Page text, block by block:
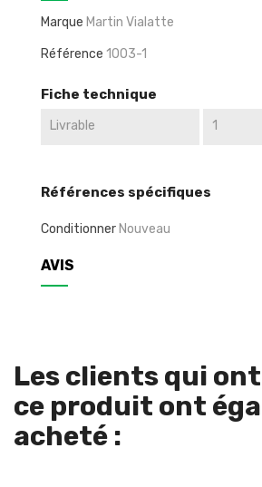
Marque Martin Vialatte
Référence 1003-1
Fiche technique
Livrable 1
Références spécifiques
Conditionner Nouveau
AVIS
Les clients qui
ce produit ont
acheté :